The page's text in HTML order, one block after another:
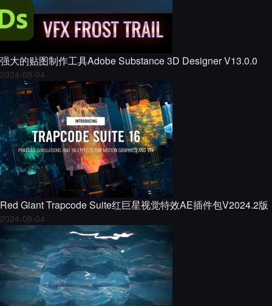
强大的贴图制作工具Adobe Substance 3D Designer V13.0.0
2024-08-04
Red Giant Trapcode Suite红巨星视觉特效AE插件包V2024.2版
2024-08-04